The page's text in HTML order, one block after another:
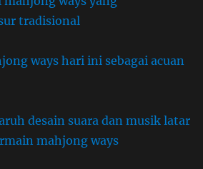
tradisional
ways hari ini sebagai acuan
desain suara dan musik latar
mahjong ways